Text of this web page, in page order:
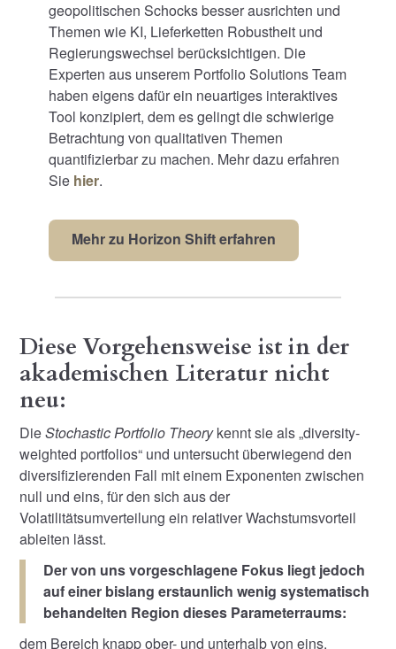
geopolitischen Schocks besser ausrichten und
Themen wie KI, Lieferketten Robustheit und
Regierungswechsel berücksichtigen. Die
Experten aus unserem Portfolio Solutions Team
haben eigens dafür ein neuartiges interaktives
Tool konzipiert, dem es gelingt die schwierige
Betrachtung von qualitativen Themen
quantifizierbar zu machen. Mehr dazu erfahren
Sie hier.
Mehr zu Horizon Shift erfahren
Diese Vorgehensweise ist in der
akademischen Literatur nicht
neu:
DieStochastic Portfolio Theorykennt sie als „diversity-
weighted portfolios“ und untersucht überwiegend den
diversifizierenden Fall mit einem Exponenten zwischen
null und eins, für den sich aus der
Volatilitätsumverteilung ein relativer Wachstumsvorteil
ableiten lässt.
Der von uns vorgeschlagene Fokus liegt jedoch
auf einer bislang erstaunlich wenig systematisch
behandelten Region dieses Parameterraums:
dem Bereich knapp ober- und unterhalb von eins.